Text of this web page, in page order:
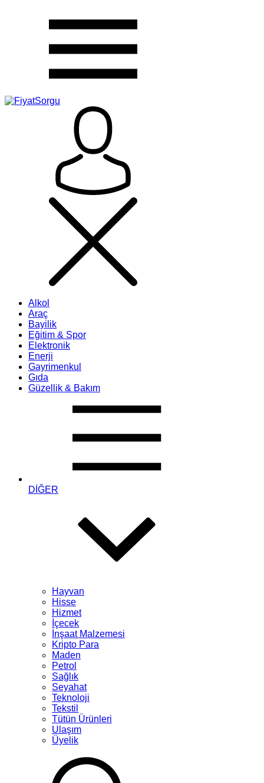
Alkol
Araç
Bayilik
Eğitim & Spor
Elektronik
Enerji
Gayrimenkul
Gıda
Güzellik & Bakım
DİĞER
Hayvan
Hisse
Hizmet
İçecek
İnşaat Malzemesi
Kripto Para
Maden
Petrol
Sağlık
Seyahat
Teknoloji
Tekstil
Tütün Ürünleri
Ulaşım
Üyelik